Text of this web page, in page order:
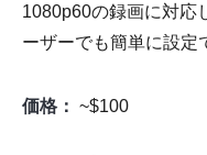
1080p60の録画に対応
ーザーでも簡単に設定
価格： ~$100